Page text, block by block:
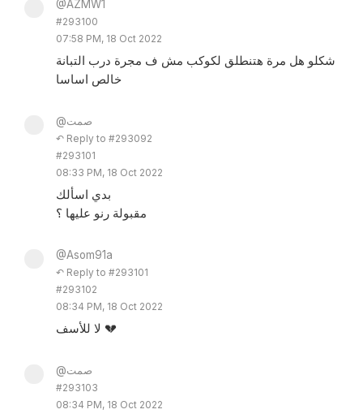
@AZMW1
#293100
07:58 PM, 18 Oct 2022
شكلو هل مرة هتنطلق لكوكب مش ف مجرة درب التبانة
خالص اساسا
@صمت
↶ Reply to #293092
#293101
08:33 PM, 18 Oct 2022
بدي اسألك
مقبولة رنو عليها ؟
@Asom91a
↶ Reply to #293101
#293102
08:34 PM, 18 Oct 2022
لا للأسف 💔
@صمت
#293103
08:34 PM, 18 Oct 2022